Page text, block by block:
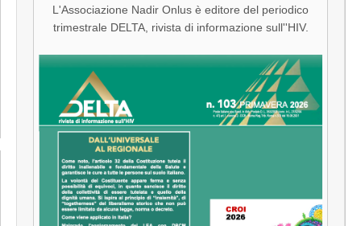
L'Associazione Nadir Onlus è editore del periodico
trimestrale DELTA, rivista di informazione sull''HIV.